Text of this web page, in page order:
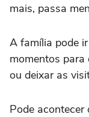
mais, passa
A família pode
momentos para
ou deixar as
Pode